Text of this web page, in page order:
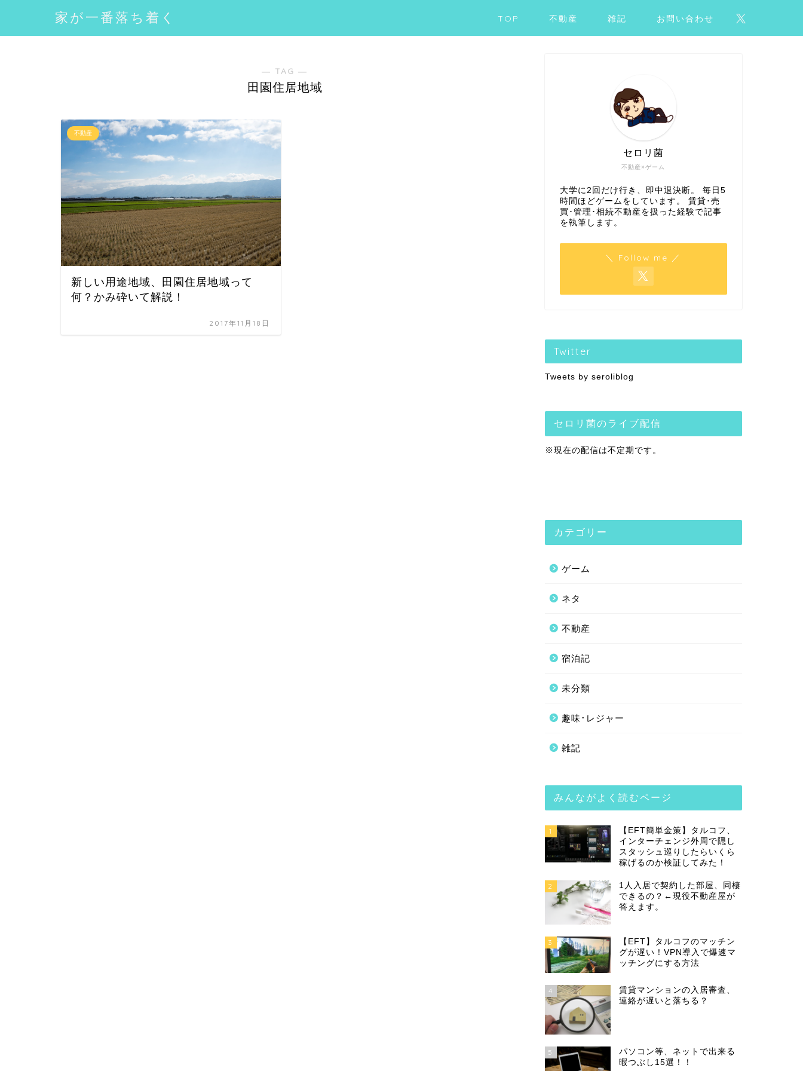
家が一番落ち着く TOP 不動産 雑記 お問い合わせ
― TAG ―
田園住居地域
不動産
新しい用途地域、田園住居地域って
何？かみ砕いて解説！
2017年11月18日
不動産×ゲーム
セロリ菌
大学に2回だけ行き、即中退決断。 毎日5
時間ほどゲームをしています。 賃貸･売
買･管理･相続不動産を扱った経験で記事
を執筆します。
＼ Follow me ／
Twitter
Tweets by seroliblog
セロリ菌のライブ配信
※現在の配信は不定期です。
カテゴリー
ゲーム
ネタ
不動産
宿泊記
未分類
趣味･レジャー
雑記
みんながよく読むページ
1
【EFT簡単金策】タルコフ、
インターチェンジ外周で隠し
スタッシュ巡りしたらいくら
稼げるのか検証してみた！
2
1人入居で契約した部屋、同棲
できるの？←現役不動産屋が
答えます。
3
【EFT】タルコフのマッチン
グが遅い！VPN導入で爆速マ
ッチングにする方法
4
賃貸マンションの入居審査、
連絡が遅いと落ちる？
5
パソコン等、ネットで出来る
暇つぶし15選！！